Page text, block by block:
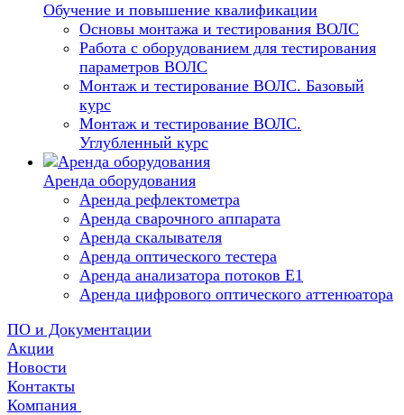
Обучение и повышение квалификации
Основы монтажа и тестирования ВОЛС
Работа с оборудованием для тестирования
параметров ВОЛС
Монтаж и тестирование ВОЛС. Базовый
курс
Монтаж и тестирование ВОЛС.
Углубленный курс
Аренда оборудования
Аренда рефлектометра
Аренда сварочного аппарата
Аренда скалывателя
Аренда оптического тестера
Аренда анализатора потоков Е1
Аренда цифрового оптического аттенюатора
ПО и Документации
Акции
Новости
Контакты
Компания